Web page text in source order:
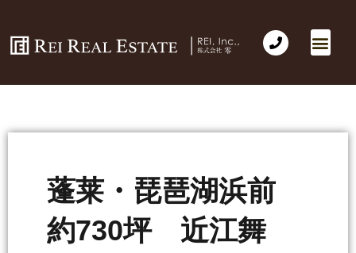
蓬莱・琵琶湖浜前
約730坪 近江舞